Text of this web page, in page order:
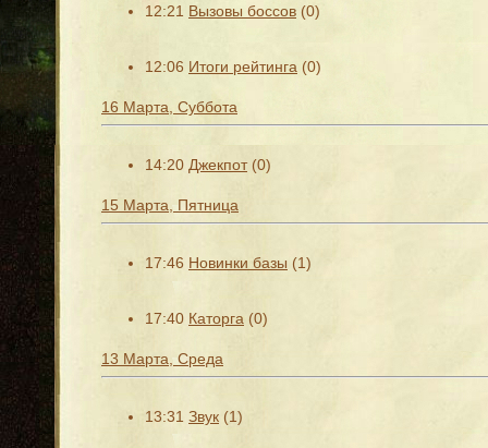
12:21 Вызовы боссов (0)
12:06 Итоги рейтинга (0)
16 Марта, Суббота
14:20 Джекпот (0)
15 Марта, Пятница
17:46 Новинки базы (1)
17:40 Каторга (0)
13 Марта, Среда
13:31 Звук (1)